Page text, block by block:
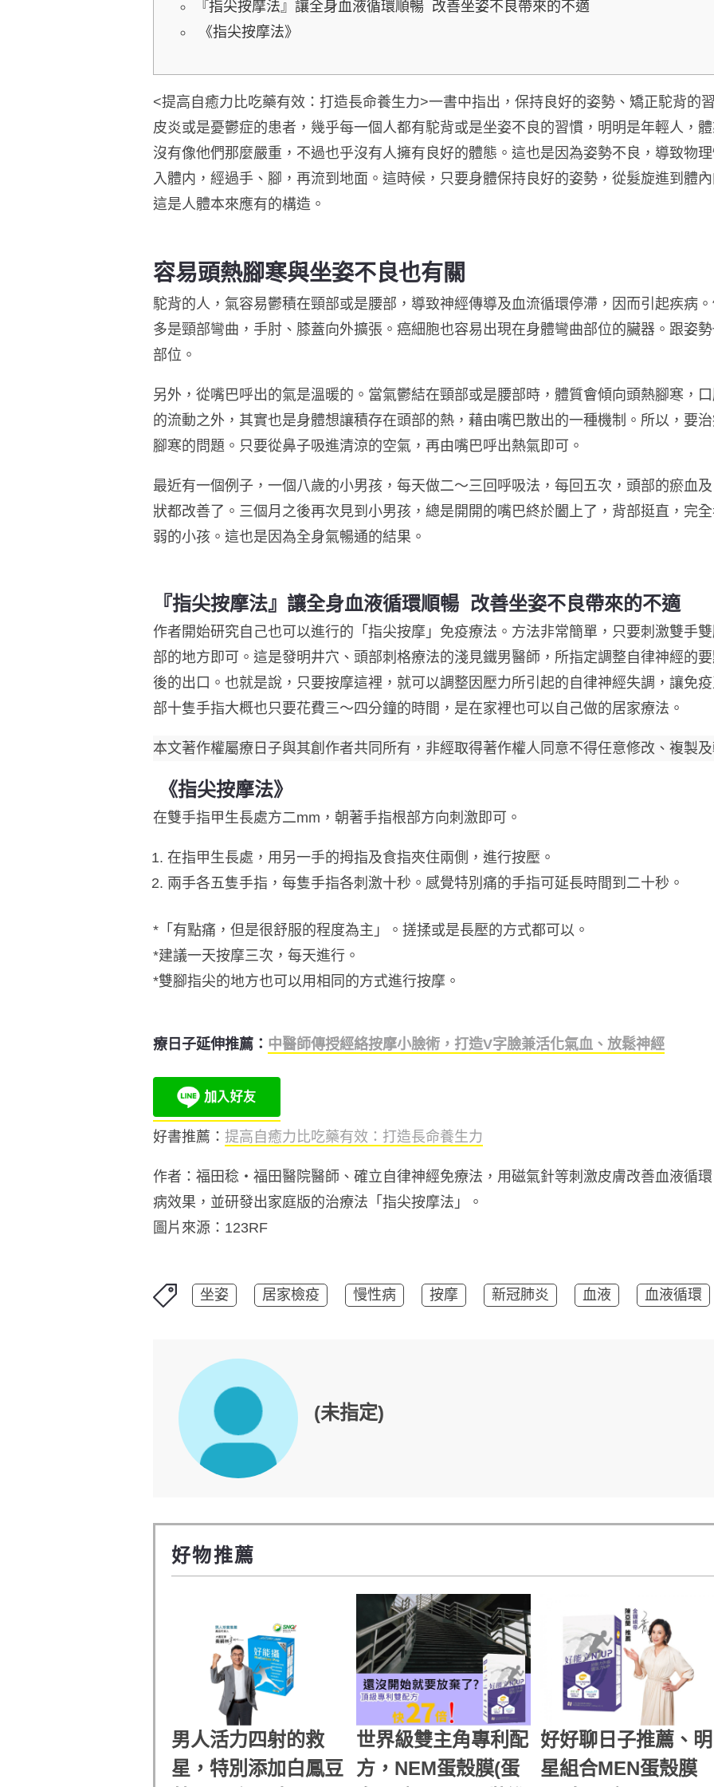
『指尖按摩法』讓全身血液循環順暢 改善坐姿不良帶來的不適
《指尖按摩法》
<提高自癒力比吃藥有效：打造長命養生力>一書中指出，保持良好的姿勢、矯正駝背的
皮炎或是憂鬱症的患者，幾乎每一個人都有駝背或是坐姿不良的習慣，明明是年輕人，
沒有像他們那麼嚴重，不過也乎沒有人擁有良好的體態。這也是因為姿勢不良，導致物
入體内，經過手、腳，再流到地面。這時候，只要身體保持良好的姿勢，從髮旋進到體
這是人體本來應有的構造。
容易頭熱腳寒與坐姿不良也有關
駝背的人，氣容易鬱積在頸部或是腰部，導致神經傳導及血流循環停滯，因而引起疾病
多是頸部彎曲，手肘、膝蓋向外擴張。癌細胞也容易出現在身體彎曲部位的臟器。跟姿
部位。
另外，從嘴巴呼出的氣是溫暖的。當氣鬱結在頸部或是腰部時，體質會傾向頭熱腳寒，
的流動之外，其實也是身體想讓積存在頭部的熱，藉由嘴巴散出的一種機制。所以，要
腳寒的問題。只要從鼻子吸進清涼的空氣，再由嘴巴呼出熱氣即可。
最近有一個例子，一個八歲的小男孩，每天做二〜三回呼吸法，每回五次，頭部的瘀血
狀都改善了。三個月之後再次見到小男孩，總是開開的嘴巴終於闔上了，背部挺直，完
弱的小孩。這也是因為全身氣暢通的結果。
『指尖按摩法』讓全身血液循環順暢 改善坐姿不良帶來的不適
作者開始研究自己也可以進行的「指尖按摩」免疫療法。方法非常簡單，只要刺激雙手
部的地方即可。這是發明井穴、頭部刺格療法的淺見鐵男醫師，所指定調整自律神經的
後的出口。也就是說，只要按摩這裡，就可以調整因壓力所引起的自律神經失調，讓免
部十隻手指大概也只要花費三〜四分鐘的時間，是在家裡也可以自己做的居家療法。
本文著作權屬療日子與其創作者共同所有，非經取得著作權人同意不得任意修改、複製
《指尖按摩法》
在雙手指甲生長處方二mm ，朝著手指根部方向刺激即可。
在指甲生長處，用另一手的拇指及食指夾住兩側，進行按壓。
兩手各五隻手指，每隻手指各刺激十秒。感覺特別痛的手指可延長時間到二十秒。
* 「有點痛，但是很舒服的程度為主」。搓揉或是長壓的方式都可以。
*建議一天按摩三次，每天進行。
*雙腳指尖的地方也可以用相同的方式進行按摩。
療日子延伸推薦： 中醫師傳授經絡按摩小臉術，打造V字臉兼活化氣血、放鬆神經
好書推薦： 提高自癒力比吃藥有效：打造長命養生力
作者：福田稔・福田醫院醫師、確立自律神經免療法，用磁氣針等刺激皮膚改善血液循
病效果，並研發出家庭版的治療法「指尖按摩法」。
圖片來源：123RF
坐姿 居家檢疫 慢性病 按摩 新冠肺炎 血液 血液循環
(未指定)
好物推薦
男人活力四射的救
星，特別添加白鳳豆
世界級雙主角專利配
方，NEM蛋殼膜(蛋
好好聊日子推薦、明
星組合MEN蛋殼膜